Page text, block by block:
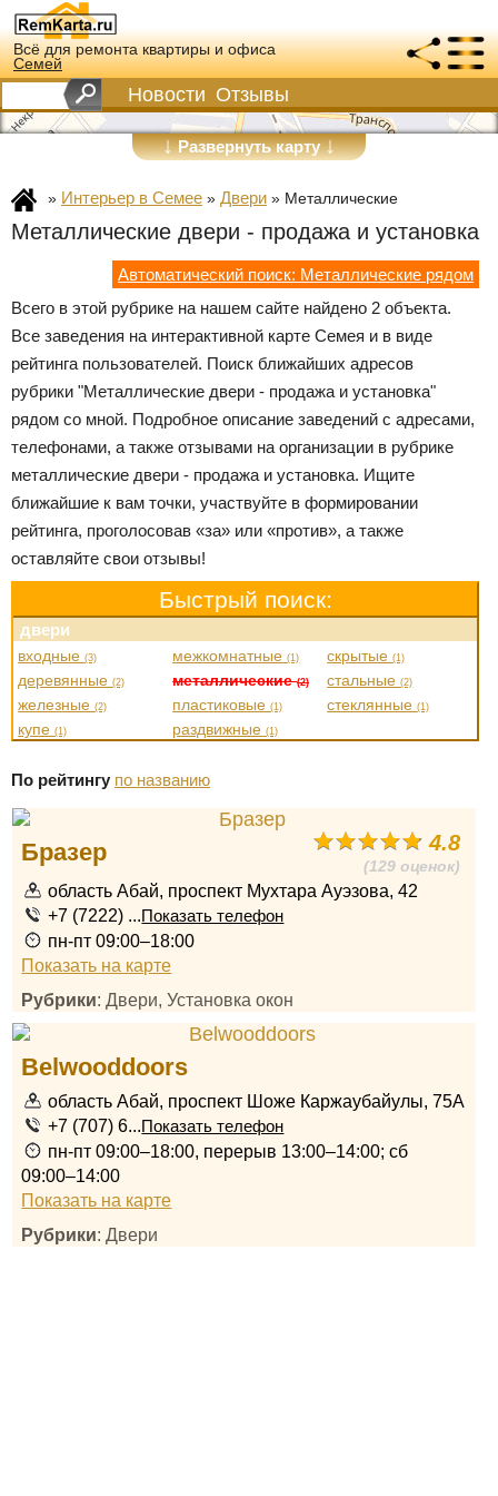
Всё для ремонта квартиры и офиса
Семей
Новости Отзывы
↓Развернуть карту↓
» Интерьер в Семее » Двери » Металлические
Металлические двери - продажа и установка
Автоматический поиск: Металлические рядом
Всего в этой рубрике на нашем сайте найдено 2 объекта.
Все заведения на интерактивной карте Семея и в виде
рейтинга пользователей. Поиск ближайших адресов
рубрики "Металлические двери - продажа и установка"
рядом со мной. Подробное описание заведений с адресами,
телефонами, а также отзывами на организации в рубрике
металлические двери - продажа и установка. Ищите
ближайшие к вам точки, участвуйте в формировании
рейтинга, проголосовав «за» или «против», а также
оставляйте свои отзывы!
Быстрый поиск:
двери
входные(3)
деревянные(2)
железные(2)
купе(1)
межкомнатные(1)
металлические(2)
пластиковые(1)
раздвижные(1)
скрытые(1)
стальные(2)
стеклянные(1)
По рейтингу по названию
4.8
(129 оценок)
Бразер
область Абай, проспект Мухтара Ауэзова, 42
+7 (7222) ...Показать телефон
пн-пт 09:00–18:00
Показать на карте
Рубрики: Двери, Установка окон
Belwooddoors
область Абай, проспект Шоже Каржаубайулы, 75A
+7 (707) 6...Показать телефон
пн-пт 09:00–18:00, перерыв 13:00–14:00; сб
09:00–14:00
Показать на карте
Рубрики: Двери